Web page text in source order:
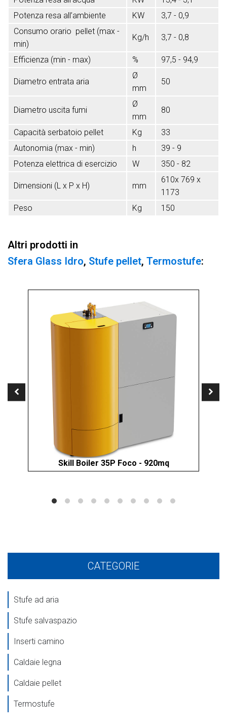
CATEGORIE
Stufe ad aria
Stufe salvaspazio
Inserti camino
Caldaie legna
Caldaie pellet
Termostufe
Potenza resa all’ambiente
KW
3,7 - 0,9
Consumo orario pellet (max -
min)
Kg/h 3,7 - 0,8
Efficienza (min - max) % 97,5 - 94,9
Diametro entrata aria
Ø
mm
50
Diametro uscita fumi
Ø
mm
80
Capacità serbatoio pellet Kg
33
Autonomia (max - min)
h
39 - 9
Potenza elettrica di esercizio
W 350 - 82
Dimensioni (L x P x H) mm
610x 769 x
1173
Peso
Kg 150
Altri prodotti in
Sfera Glass Idro, Stufe pellet, Termostufe:
Skill Boiler 35P Foco - 920mq